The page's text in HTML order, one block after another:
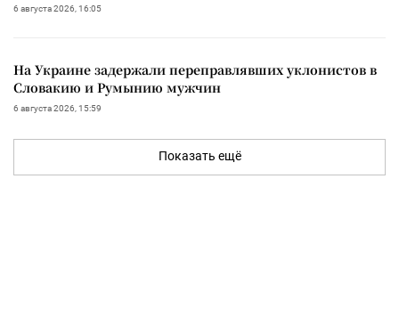
6 августа 2026, 16:05
На Украине задержали переправлявших уклонистов в
Словакию и Румынию мужчин
6 августа 2026, 15:59
Показать ещё